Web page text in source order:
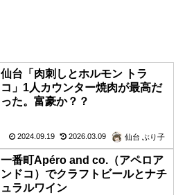
仙台「肉刺しとホルモン トラ
コ」1人カウンター焼肉が最高だ
った。富豪か？？
2024.09.19 2026.03.09 仙台 ぶり子
一番町Apéro and co.（アペロア
ンドコ）でクラフトビールとナチ
ュラルワイン